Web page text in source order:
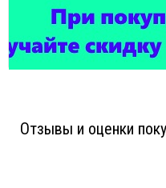
Отзывы и оценки